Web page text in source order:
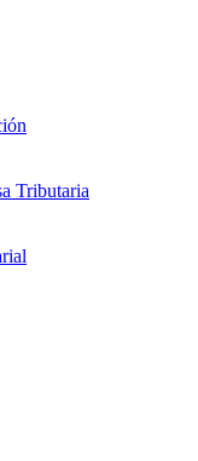
Tributaria